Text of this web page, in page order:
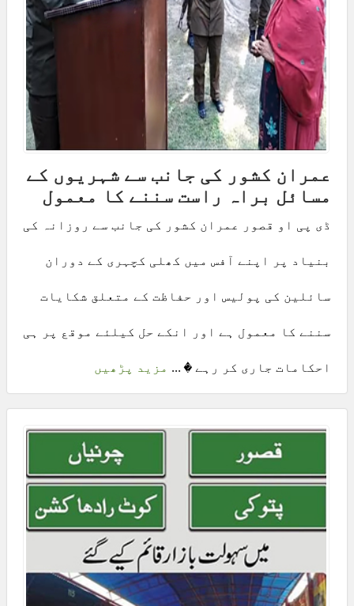
عمران کشور کی جانب سے شہریوں کے
مسائل براہ راست سننے کا معمول
ڈی پی او قصور عمران کشور کی جانب سے روزانہ کی
بنیاد پر اپنے آفس میں کھلی کچہری کے دوران
سائلین کی پولیس اور حفاظت کے متعلق شکایات
سننے کا معمول ہے اور انکے حل کیلئے موقع پر ہی
احکامات جاری کر رہے � ... مزید پڑھیں